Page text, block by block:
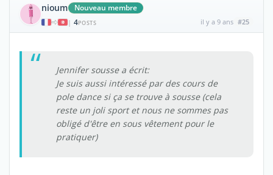
nioum Nouveau membre
| 4POSTS il y a 9 ans #25
Jennifer sousse a écrit:
Je suis aussi intéressé par des cours de
pole dance si ça se trouve à sousse (cela
reste un joli sport et nous ne sommes pas
obligé d'être en sous vêtement pour le
pratiquer)